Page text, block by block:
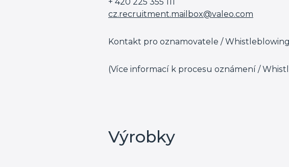
cz.recruitment.mailbox@valeo.com
Kontakt pro oznamovatele /
(Více informací k procesu oznámení /
Výrobky